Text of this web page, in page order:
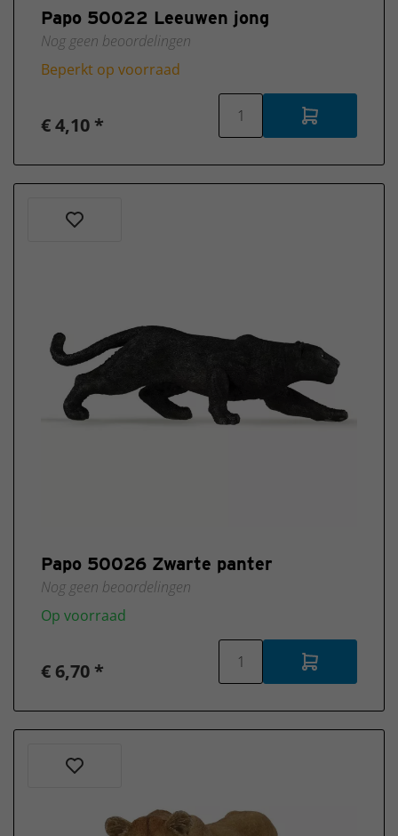
Papo 50022 Leeuwen jong
Nog geen beoordelingen
Beperkt op voorraad
€ 4,10 *
Papo 50026 Zwarte panter
Nog geen beoordelingen
Op voorraad
€ 6,70 *